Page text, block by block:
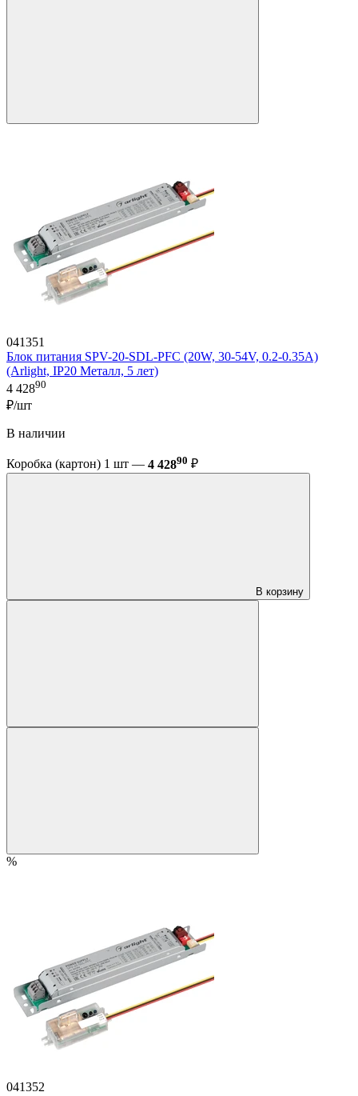
041351
Блок питания SPV-20-SDL-PFC (20W, 30-54V, 0.2-0.35A)
(Arlight, IP20 Металл, 5 лет)
4 42890
₽/шт
В наличии
Коробка (картон) 1 шт — 4 42890 ₽
В корзину
%
041352